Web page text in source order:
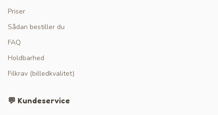
Priser
Sådan bestiller du
FAQ
Holdbarhed
Filkrav (billedkvalitet)
💬 Kundeservice